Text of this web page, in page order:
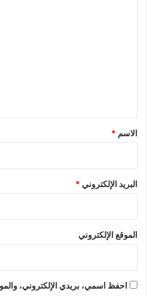
*
الاسم *
البريد الإلكتروني *
الموقع الإلكتروني
احفظ اسمي، بريدي الإلكتروني،